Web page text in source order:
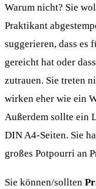
Warum nicht? Sie
Praktikant
suggerieren, dass
gereicht hat oder
zutrauen. Sie treten
wirken eher wie ein
Außerdem sollte ein
DIN A4-Seiten. Sie
großes Potpourri an
Sie können/sollten